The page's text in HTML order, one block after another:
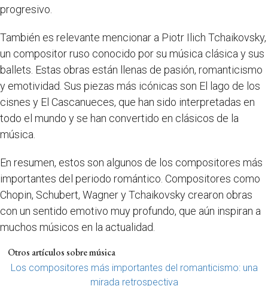
progresivo.
También es relevante mencionar a Piotr Ilich Tchaikovsky,
un compositor ruso conocido por su música clásica y sus
ballets. Estas obras están llenas de pasión, romanticismo
y emotividad. Sus piezas más icónicas son El lago de los
cisnes y El Cascanueces, que han sido interpretadas en
todo el mundo y se han convertido en clásicos de la
música.
En resumen, estos son algunos de los compositores más
importantes del periodo romántico. Compositores como
Chopin, Schubert, Wagner y Tchaikovsky crearon obras
con un sentido emotivo muy profundo, que aún inspiran a
muchos músicos en la actualidad.
Otros artículos sobre música
Los compositores más importantes del romanticismo: una
mirada retrospectiva